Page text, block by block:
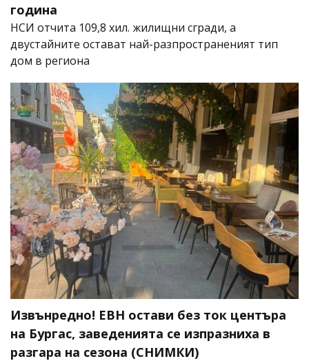
година
НСИ отчита 109,8 хил. жилищни сгради, а
двустайните остават най-разпространеният тип
дом в региона
Извънредно! ЕВН остави без ток центъра
на Бургас, заведенията се изпразниха в
разгара на сезона (СНИМКИ)